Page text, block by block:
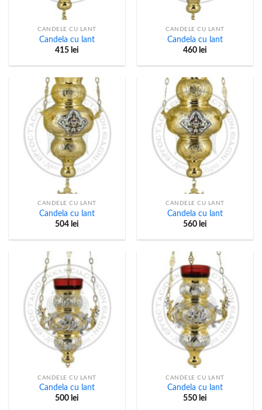
CANDELE CU LANT
Candela cu lant
415 lei
CANDELE CU LANT
Candela cu lant
460 lei
CANDELE CU LANT
Candela cu lant
504 lei
CANDELE CU LANT
Candela cu lant
560 lei
CANDELE CU LANT
Candela cu lant
500 lei
CANDELE CU LANT
Candela cu lant
550 lei